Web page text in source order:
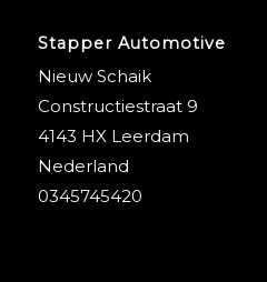
Stapper Automotive
Nieuw Schaik
Constructiestraat 9
4143 HX Leerdam
Nederland
0345745420